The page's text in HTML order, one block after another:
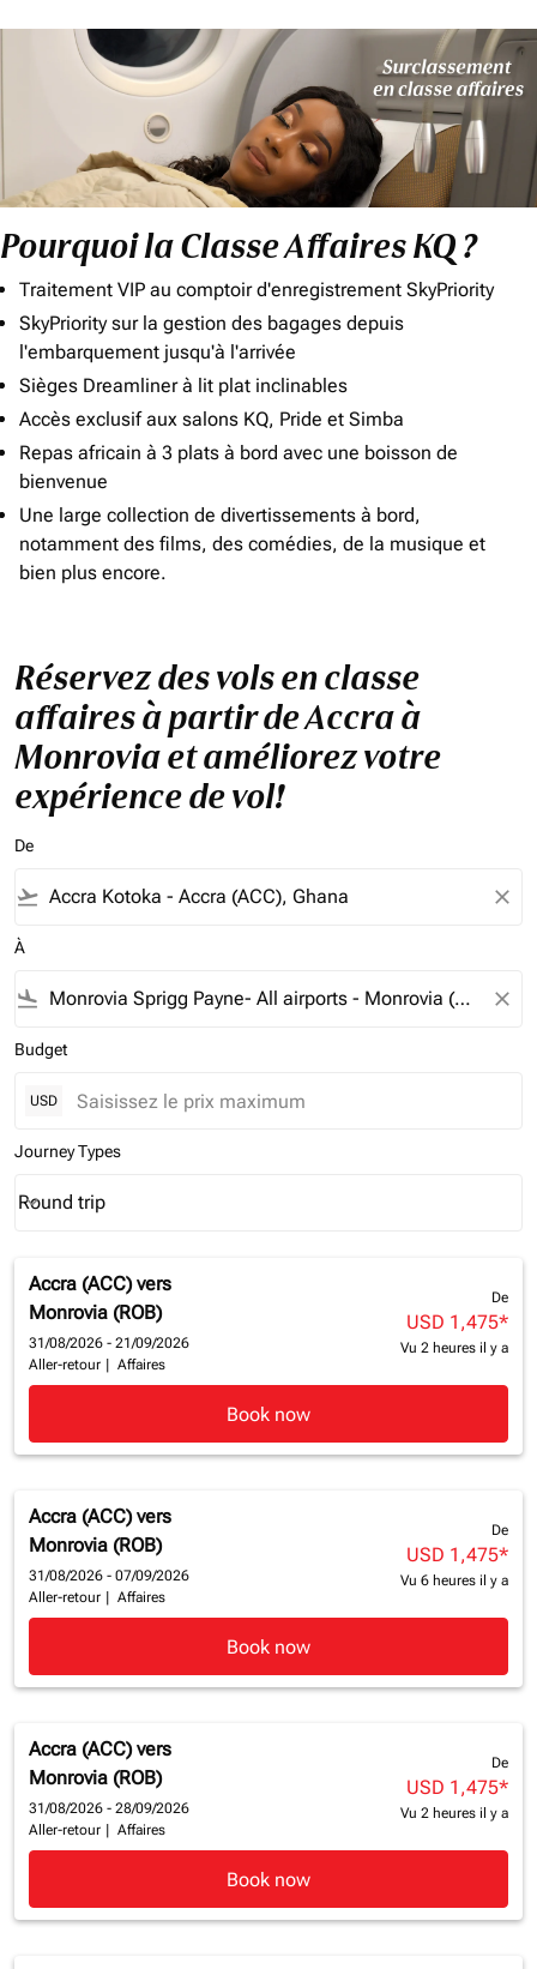
Pourquoi la Classe Affaires KQ ?
Traitement VIP au comptoir d'enregistrement SkyPriority
SkyPriority sur la gestion des bagages depuis
l'embarquement jusqu'à l'arrivée
Sièges Dreamliner à lit plat inclinables
Accès exclusif aux salons KQ, Pride et Simba
Repas africain à 3 plats à bord avec une boisson de
bienvenue
Une large collection de divertissements à bord,
notamment des films, des comédies, de la musique et
bien plus encore.
Réservez des vols en classe
affaires à partir de Accra à
Monrovia et améliorez votre
expérience de vol!
De
flight_takeoff close
À
flight_land close
Budget
USD
Journey Types
Journey Types option Round trip Selected
Round trip
keyboard_arrow_down
Accra (ACC) vers
Monrovia (ROB)
31/08/2026 - 21/09/2026
Aller-retour
Affaires
De
USD 1,475*
Vu 2 heures il y a
Book now
Accra (ACC) vers
Monrovia (ROB)
31/08/2026 - 07/09/2026
Aller-retour
Affaires
De
USD 1,475*
Vu 6 heures il y a
Book now
Accra (ACC) vers
Monrovia (ROB)
31/08/2026 - 28/09/2026
Aller-retour
Affaires
De
USD 1,475*
Vu 2 heures il y a
Book now